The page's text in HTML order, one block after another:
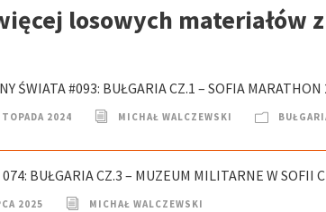
losowych materiałów
ŚWIATA #093: BUŁGARIA CZ.1 – SOFIA MARATHON
2024 MICHAŁ WALCZEWSKI
BUŁGARIA CZ.3 – MUZEUM MILITARNE W SOFII
2025
MICHAŁ WALCZEWSKI